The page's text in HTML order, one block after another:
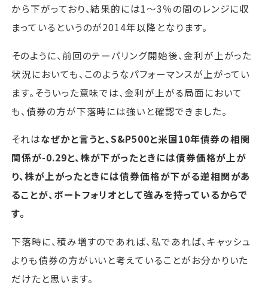
から下がっており、結果的には1～3％の間のレンジに収
まっているというのが2014年以降となります。
そのように、前回のテーパリング開始後、金利が上がった
状況においても、このようなパフォーマンスが上がってい
ます。そういった意味では、金利が上がる局面において
も、債券の方が下落時には強いと確認できました。
それはなぜかと言うと、S&P500と米国10年債券の相関
関係が-0.29と、株が下がったときには債券価格が上が
り、株が上がったときには債券価格が下がる逆相関があ
ることが、ポートフォリオとして強みを持っているからで
す。
下落時に、積み増すのであれば、私であれば、キャッシュ
よりも債券の方がいいと考えていることがお分かりいた
だけたと思います。